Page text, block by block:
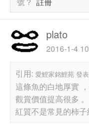
plato
2016-1-4
引用: 愛鯉家銘鯉苑 發
這條魚的白地厚實
觀賞價值提高很多 。
紅質不是常見的柿